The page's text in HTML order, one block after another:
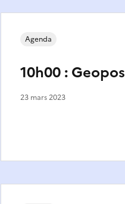
10h00 : Geopos
Agenda
23 mars 2023